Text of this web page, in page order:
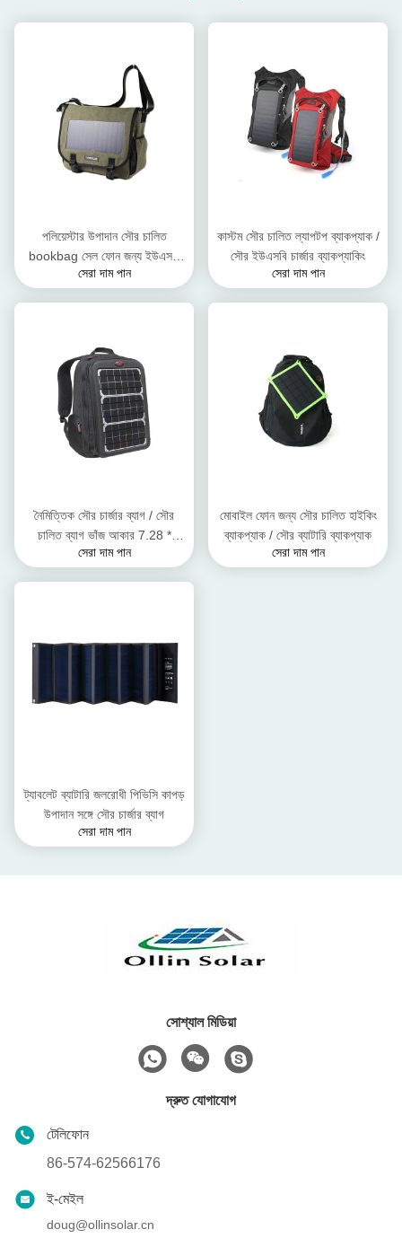
পলিয়েস্টার উপাদান সৌর চালিত
bookbag সেল ফোন জন্য ইউএসবি
আউটপুট পোর্টেবল চার্জার
সেরা দাম পান
কাস্টম সৌর চালিত ল্যাপটপ ব্যাকপ্যাক /
সৌর ইউএসবি চার্জার ব্যাকপ্যাকিং
সেরা দাম পান
নৈমিত্তিক সৌর চার্জার ব্যাগ / সৌর
চালিত ব্যাগ ভাঁজ আকার 7.28 *
49.53 ইঞ্চি
সেরা দাম পান
মোবাইল ফোন জন্য সৌর চালিত হাইকিং
ব্যাকপ্যাক / সৌর ব্যাটারি ব্যাকপ্যাক
সেরা দাম পান
ট্যাবলেট ব্যাটারি জলরোধী পিভিসি কাপড়
উপাদান সঙ্গে সৌর চার্জার ব্যাগ
সেরা দাম পান
সোশ্যাল মিডিয়া
দ্রুত যোগাযোগ
টেলিফোন
86-574-62566176
ই-মেইল
doug@ollinsolar.cn